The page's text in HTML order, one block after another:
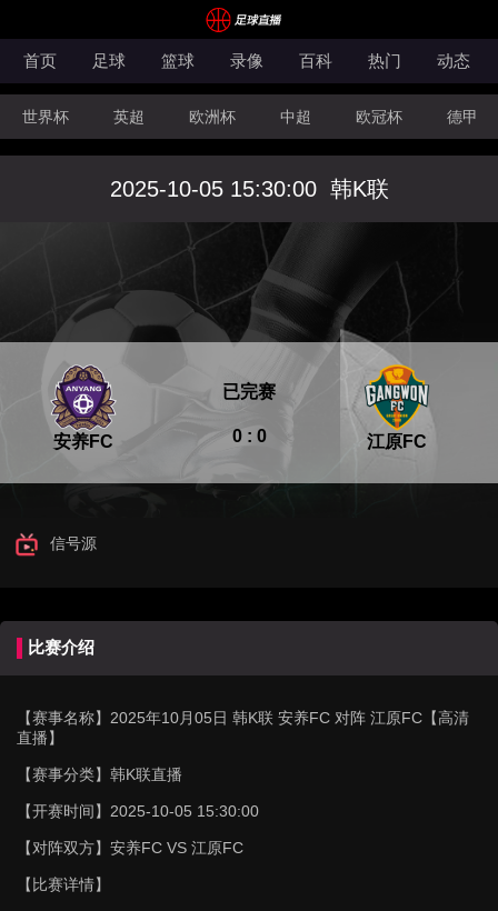
首页 足球 篮球 录像 百科 热门 动态
世界杯 英超 欧洲杯 中超 欧冠杯 德甲
CBA FIBA洲际杯
2025-10-05 15:30:00 韩K联
安养FC 0 : 0
已完赛
江原FC
信号源
比赛介绍
【赛事名称】 2025年10月05日 韩K联 安养FC 对阵 江原FC【高清
直播】
【赛事分类】 韩K联直播
【开赛时间】 2025-10-05 15:30:00
【对阵双方】 安养FC VS 江原FC
【比赛详情】